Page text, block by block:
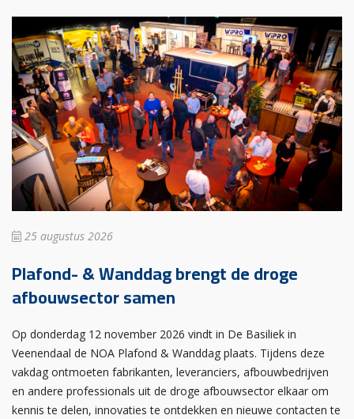
25 augustus 2026
Plafond- & Wanddag brengt de droge
afbouwsector samen
Op donderdag 12 november 2026 vindt in De Basiliek in
Veenendaal de NOA Plafond & Wanddag plaats. Tijdens deze
vakdag ontmoeten fabrikanten, leveranciers, afbouwbedrijven
en andere professionals uit de droge afbouwsector elkaar om
kennis te delen, innovaties te ontdekken en nieuwe contacten te